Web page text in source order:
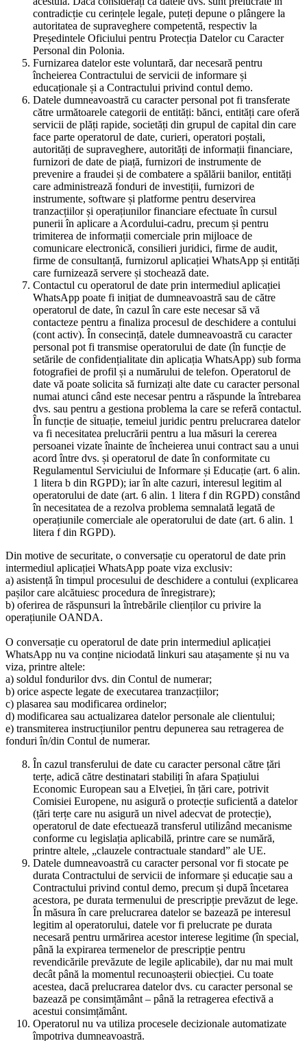
contradicție cu cerințele legale, puteți depune o plângere la
autoritatea de supraveghere competentă, respectiv la
Președintele Oficiului pentru Protecția Datelor cu Caracter
Personal din Polonia.
Furnizarea datelor este voluntară, dar necesară pentru
încheierea Contractului de servicii de informare și
educaționale și a Contractului privind contul demo.
Datele dumneavoastră cu caracter personal pot fi transferate
către următoarele categorii de entități: bănci, entități care oferă
servicii de plăți rapide, societăți din grupul de capital din care
face parte operatorul de date, curieri, operatori poștali,
autorități de supraveghere, autorități de informații financiare,
furnizori de date de piață, furnizori de instrumente de
prevenire a fraudei și de combatere a spălării banilor, entități
care administrează fonduri de investiții, furnizori de
instrumente, software și platforme pentru deservirea
tranzacțiilor și operațiunilor financiare efectuate în cursul
punerii în aplicare a Acordului-cadru, precum și pentru
trimiterea de informații comerciale prin mijloace de
comunicare electronică, consilieri juridici, firme de audit,
firme de consultanță, furnizorul aplicației WhatsApp și entități
care furnizează servere și stochează date.
Contactul cu operatorul de date prin intermediul aplicației
WhatsApp poate fi inițiat de dumneavoastră sau de către
operatorul de date, în cazul în care este necesar să vă
contacteze pentru a finaliza procesul de deschidere a contului
(cont activ). În consecință, datele dumneavoastră cu caracter
personal pot fi transmise operatorului de date (în funcție de
setările de confidențialitate din aplicația WhatsApp) sub forma
fotografiei de profil și a numărului de telefon. Operatorul de
date vă poate solicita să furnizați alte date cu caracter personal
numai atunci când este necesar pentru a răspunde la întrebarea
dvs. sau pentru a gestiona problema la care se referă contactul.
În funcție de situație, temeiul juridic pentru prelucrarea datelor
va fi necesitatea prelucrării pentru a lua măsuri la cererea
persoanei vizate înainte de încheierea unui contract sau a unui
acord între dvs. și operatorul de date în conformitate cu
Regulamentul Serviciului de Informare și Educație (art. 6 alin.
1 litera b din RGPD); iar în alte cazuri, interesul legitim al
operatorului de date (art. 6 alin. 1 litera f din RGPD) constând
în necesitatea de a rezolva problema semnalată legată de
operațiunile comerciale ale operatorului de date (art. 6 alin. 1
litera f din RGPD).
Din motive de securitate, o conversație cu operatorul de date prin
intermediul aplicației WhatsApp poate viza exclusiv:
a) asistență în timpul procesului de deschidere a contului (explicarea
pașilor care alcătuiesc procedura de înregistrare);
b) oferirea de răspunsuri la întrebările clienților cu privire la
operațiunile OANDA.
O conversație cu operatorul de date prin intermediul aplicației
WhatsApp nu va conține niciodată linkuri sau atașamente și nu va
viza, printre altele:
a) soldul fondurilor dvs. din Contul de numerar;
b) orice aspecte legate de executarea tranzacțiilor;
c) plasarea sau modificarea ordinelor;
d) modificarea sau actualizarea datelor personale ale clientului;
e) transmiterea instrucțiunilor pentru depunerea sau retragerea de
fonduri în/din Contul de numerar.
În cazul transferului de date cu caracter personal către țări
terțe, adică către destinatari stabiliți în afara Spațiului
Economic European sau a Elveției, în țări care, potrivit
Comisiei Europene, nu asigură o protecție suficientă a datelor
(țări terțe care nu asigură un nivel adecvat de protecție),
operatorul de date efectuează transferul utilizând mecanisme
conforme cu legislația aplicabilă, printre care se numără,
printre altele, „clauzele contractuale standard” ale UE.
Datele dumneavoastră cu caracter personal vor fi stocate pe
durata Contractului de servicii de informare și educație sau a
Contractului privind contul demo, precum și după încetarea
acestora, pe durata termenului de prescripție prevăzut de lege.
În măsura în care prelucrarea datelor se bazează pe interesul
legitim al operatorului, datele vor fi prelucrate pe durata
necesară pentru urmărirea acestor interese legitime (în special,
până la expirarea termenelor de prescripție pentru
revendicările prevăzute de legile aplicabile), dar nu mai mult
decât până la momentul recunoașterii obiecției. Cu toate
acestea, dacă prelucrarea datelor dvs. cu caracter personal se
bazează pe consimțământ – până la retragerea efectivă a
acestui consimțământ.
Operatorul nu va utiliza procesele decizionale automatizate
împotriva dumneavoastră.